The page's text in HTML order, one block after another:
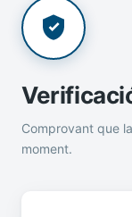
Comprovant que
moment.